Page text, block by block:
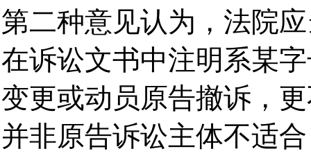
第二种意见认为，法院
在诉讼文书中注明系某
变更或动员原告撤诉，
并非原告诉讼主体不适